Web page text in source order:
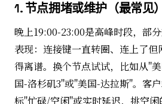
1. 节点拥堵或维护（最常见）
晚上19:00-23:00是高峰时段，部分
表现：连接键一直转圈、连上了
得离谱。换个节点试试，比如从"
国-洛杉矶3"或"美国-达拉斯"。客
标"忙碌/空闲"或实时延迟，挑空闲